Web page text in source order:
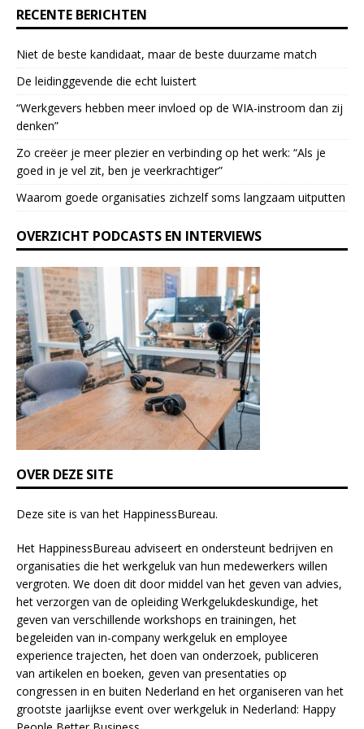
.
l
e
a
s
e
l
a
v
t
h
i
s
f
i
e
l
d
b
l
n
k
.
RECENTE BERICHTEN
Niet de beste kandidaat, maar de beste duurzame match
De leidinggevende die echt luistert
“Werkgevers hebben meer invloed op de WIA-instroom dan zij
denken”
Zo creëer je meer plezier en verbinding op het werk: “Als je
goed in je vel zit, ben je veerkrach­tiger”
Waarom goede organisaties zichzelf soms langzaam uitputten
OVERZICHT PODCASTS EN INTERVIEWS
OVER DEZE SITE
Deze site is van het HappinessBureau.
Het HappinessBureau adviseert en ondersteunt bedrijven en
organisaties die het werkgeluk van hun medewerkers willen
vergroten. We doen dit door middel van het geven van advies,
het verzorgen van de opleidingWerkgelukdeskundige, het
geven van verschillende workshops en trainingen, het
begeleiden van in-company werkgeluk en employee
experiencetrajecten, het doen van onderzoek, publiceren
van artikelen en boeken, geven van presentaties op
congressen in en buiten Nederland en het organiseren van het
grootste jaarlijkse event over werkgeluk in Nederland: Happy